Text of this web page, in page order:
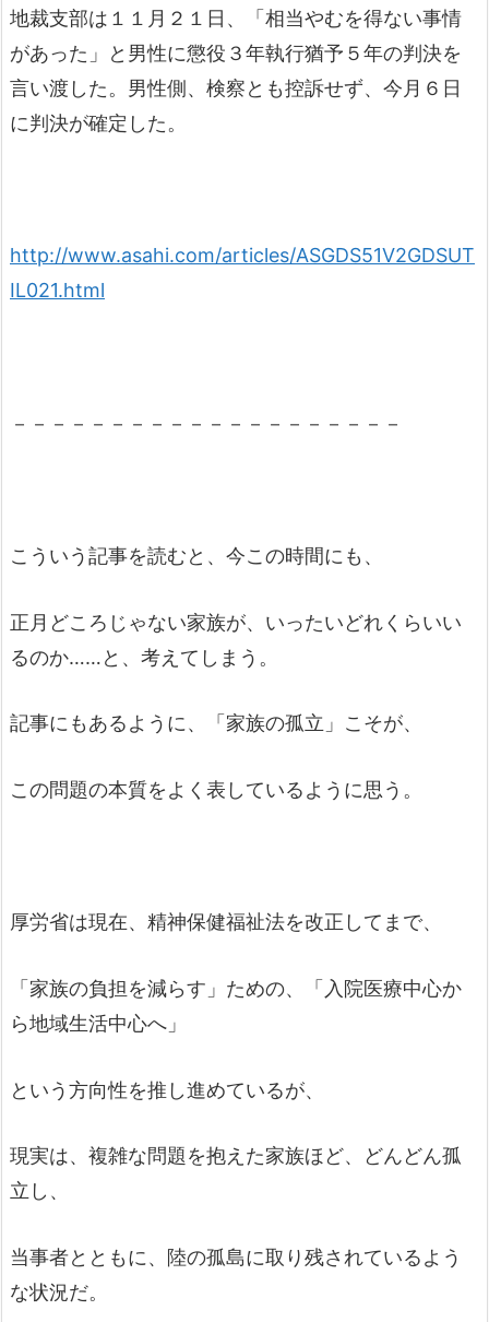
地裁支部は１１月２１日、「相当やむを得ない事情
があった」と男性に懲役３年執行猶予５年の判決を
言い渡した。男性側、検察とも控訴せず、今月６日
に判決が確定した。
http://www.asahi.com/articles/ASGDS51V2GDSUT
IL021.html
－－－－－－－－－－－－－－－－－－－－
こういう記事を読むと、今この時間にも、
正月どころじゃない家族が、いったいどれくらいい
るのか……と、考えてしまう。
記事にもあるように、「家族の孤立」こそが、
この問題の本質をよく表しているように思う。
厚労省は現在、精神保健福祉法を改正してまで、
「家族の負担を減らす」ための、「入院医療中心か
ら地域生活中心へ」
という方向性を推し進めているが、
現実は、複雑な問題を抱えた家族ほど、どんどん孤
立し、
当事者とともに、陸の孤島に取り残されているよう
な状況だ。